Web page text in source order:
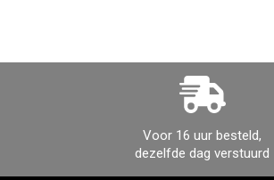
Voor 16 uur besteld,
dezelfde dag verstuurd